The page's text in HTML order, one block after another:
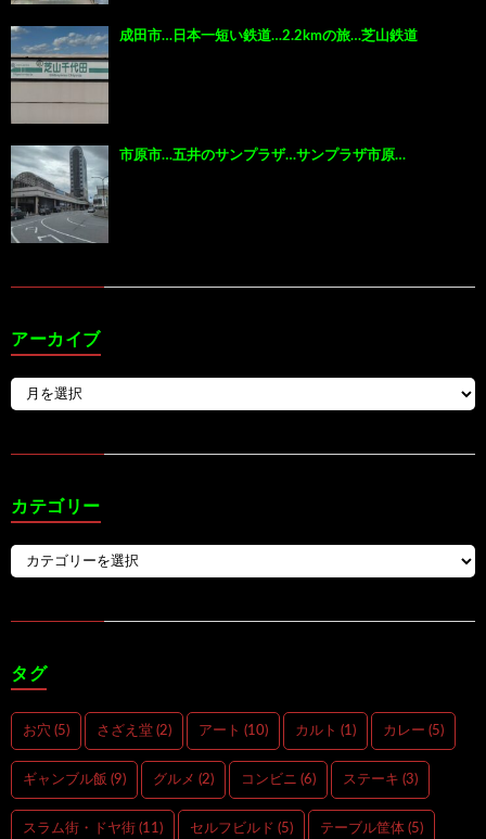
成田市…日本一短い鉄道…2.2kmの旅…芝山鉄道
市原市…五井のサンプラザ…サンプラザ市原…
アーカイブ
カテゴリー
タグ
お穴 (5) さざえ堂 (2) アート (10) カルト (1) カレー (5)
ギャンブル飯 (9) グルメ (2) コンビニ (6) ステーキ (3)
スラム街・ドヤ街 (11) セルフビルド (5) テーブル筐体 (5)